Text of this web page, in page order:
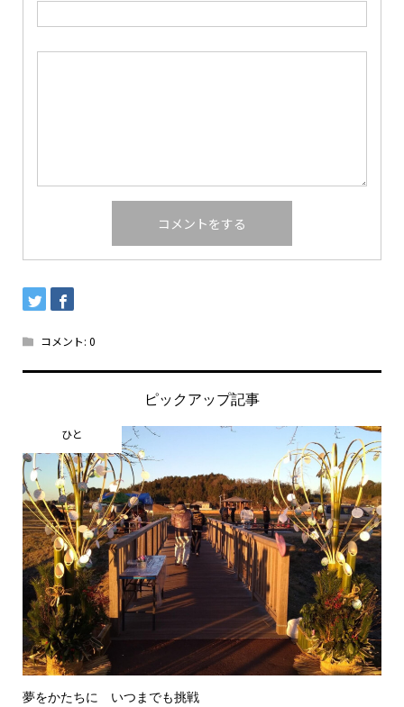
コメント: 0
ピックアップ記事
ひと
夢をかたちに いつまでも挑戦